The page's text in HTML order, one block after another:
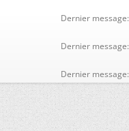
Dernier message:
Dernier message:
Dernier message: